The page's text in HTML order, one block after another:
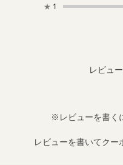
★ 1
レビュ
※レビューを書く
レビューを書いてクー